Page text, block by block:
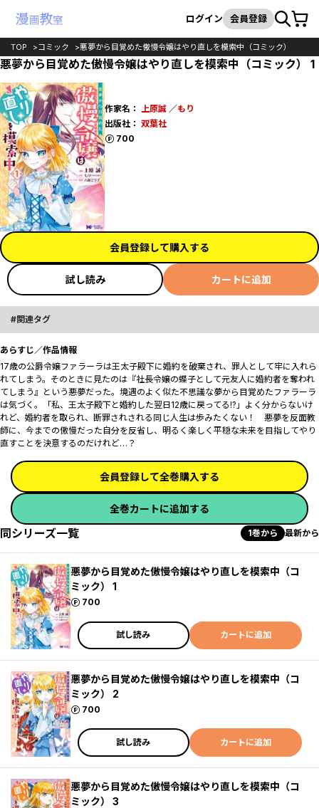
検索
ログイン 会員登録カート
TOP コミック 悪夢から目覚めた傲慢令嬢はやり直しを模索中（コミック）
悪夢から目覚めた傲慢令嬢はやり直しを模索中（コミック） 1
作家名： 上原誠／もり
出版社： 双葉社
700
ポイント
会員登録して購入する
試し読み カートに追加
関連タグ
あらすじ／作品情報
17歳の公爵令嬢ファラーラは王太子殿下に婚約を破棄され、罪人として牢に入れら
れてしまう。そのときに見たのは『社長令嬢の蝶子として元友人に婚約者を奪われ
てしまう』という悪夢だった。境遇のよく似た不思議な夢から目覚めたファラーラ
は気づく。「私、王太子殿下と婚約した翌日――12歳に戻ってる!?」よく分からないけ
れど、婚約者を取られ、断罪されされる同じ人生は歩みたくない！ 悪夢を反面教
師に、今までの傲慢だった自分を反省し、明るく楽しく平穏な未来を目指してやり
直すことを決意するのだけれど…？
会員登録して全巻購入する
全巻カートに追加する
同シリーズ一覧 1巻から 最新から
悪夢から目覚めた傲慢令嬢はやり直しを模索中（コ
ミック） 1
700
ポイント
試し読み カートに追加
悪夢から目覚めた傲慢令嬢はやり直しを模索中（コ
ミック） 2
700
ポイント
試し読み カートに追加
悪夢から目覚めた傲慢令嬢はやり直しを模索中（コ
ミック） 3